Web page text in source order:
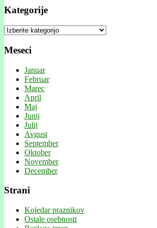
Kategorije
Kategorije
Meseci
Januar
Februar
Marec
April
Maj
Junij
Julij
Avgust
September
Oktober
November
December
Strani
Koledar praznikov
Ostale osebnosti